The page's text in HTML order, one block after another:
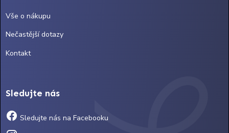
Vše o nákupu
Nečastější dotazy
Kontakt
Sledujte nás
Sledujte nás na Facebooku